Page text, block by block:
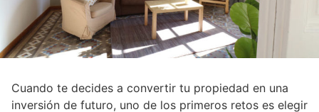
Cuando te decides a convertir tu propiedad en una
inversión de futuro, uno de los primeros retos es elegir